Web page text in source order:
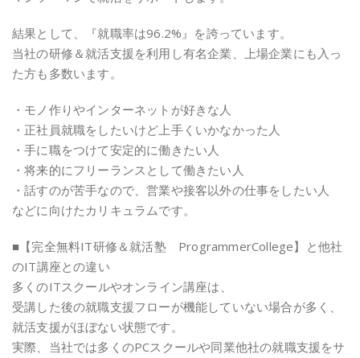
結果として、『就職率は96.2%』を誇っています。
当社の研修＆就活支援を利用し有名企業、上場企業にも入っ
た方も多数います。
・モノ作りやインターネットが好きな人
・正社員就職をしたいけど上手くいかなかった人
・手に職をつけて安定的に働きたい人
・将来的にフリーランスとして働きたい人
・話すのが苦手なので、営業や接客以外の仕事をしたい人
などに向けたカリキュラムです。
■【完全無料IT研修＆就活塾 ProgrammerCollege】と他社
のIT講座との違い
多くのITスクールやオンライン講座は、
受講した後の就職支援フローが機能していない場合が多く、
就活支援がほぼない状態です。
実際、当社では多くのPCスクールや同業他社の就職支援をサ